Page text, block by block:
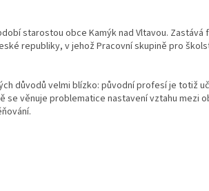
starostou obce Kamýk nad Vltavou.
republiky, v jehož Pracovní skupině pro
důvodů velmi blízko: původní profesí je totiž
se věnuje problematice nastavení vztahu mezi